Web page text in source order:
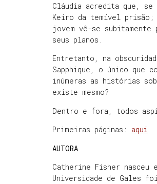
Cláudia acredita que,
Keiro da temível prisão;
jovem vê-se
seus planos.
Entretanto, na
Sapphique, o único que
inúmeras as histórias
existe mesmo?
Dentro e fora, todos
Primeiras páginas: aqui
AUTORA
Catherine Fisher nasceu
Universidade de Gales